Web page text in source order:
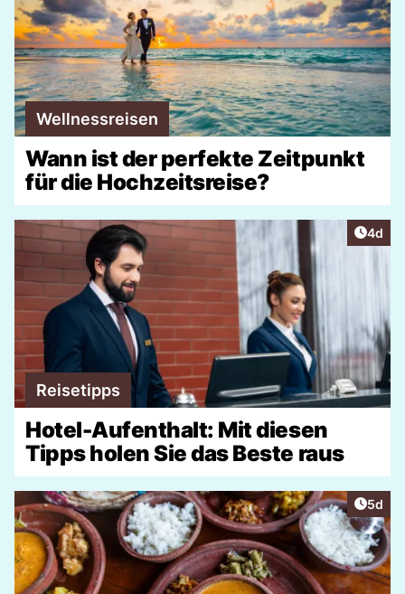
Wellnessreisen
Wann ist der perfekte Zeitpunkt
für die Hochzeitsreise?
4d
Reisetipps
Hotel-Aufenthalt: Mit diesen
Tipps holen Sie das Beste raus
5d